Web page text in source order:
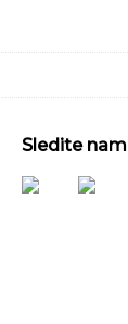
Sledite nam